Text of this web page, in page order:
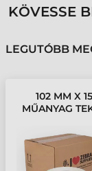
KÖVESSE
LEGUTÓBB
102 MM X
MŰANYAG
950 CÍMKE/